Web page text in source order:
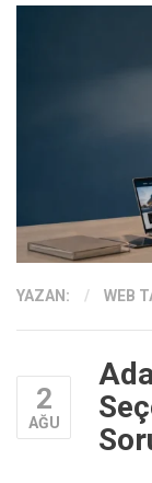
YAZAN: / WEB
2
AĞU